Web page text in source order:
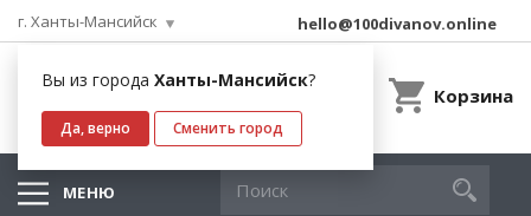
г. Ханты-Мансийск
Вы из города Ханты-Мансийск?
Да, верно Сменить город
hello@100divanov.online
Корзина
МЕНЮ